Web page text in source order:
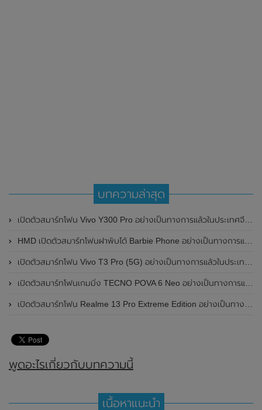
บทความล่าสุด
เปิดตัวสมาร์ทโฟน Vivo Y300 Pro อย่างเป็นทางการแล้วในประเทศจีน มาพร้อมดีไซน์พรีเมี่ยม ทนทาน และแบตเตอรี่สุดอึดขนาดใหญ่ 6,500mAh พร้อมรองรับการชาร์จไว 80W
HMD เปิดตัวสมาร์ทโฟนฝาพับได้ Barbie Phone อย่างเป็นทางการแล้ว มาพร้อมธีมสีชมพูสดใส
เปิดตัวสมาร์ทโฟน Vivo T3 Pro (5G) อย่างเป็นทางการแล้วในประเทศอินเดีย
เปิดตัวสมาร์ทโฟนเกมมิ่ง TECNO POVA 6 Neo อย่างเป็นทางการแล้วในประเทศไทย ในราคา 8,499 บาท
เปิดตัวสมาร์ทโฟน Realme 13 Pro Extreme Edition อย่างเป็นทางการแล้วในประเทศจีน
พูดอะไรเกี่ยวกับบทความนี้
เนื้อหาแนะนำ